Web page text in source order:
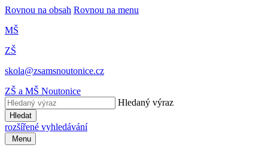
Rovnou na obsah Rovnou na menu
MŠ
ZŠ
skola@zsamsnoutonice.cz
ZŠ a MŠ Noutonice
Hledaný výraz
Hledat
rozšířené vyhledávání
Menu